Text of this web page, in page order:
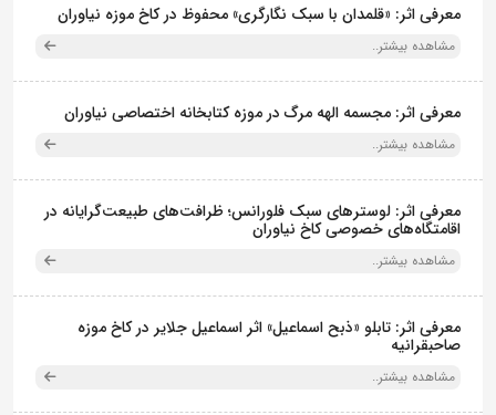
معرفی اثر: «قلمدان با سبک نگارگری» محفوظ در کاخ موزه نیاوران
مشاهده بیشتر..
معرفی اثر: مجسمه الهه مرگ در موزه کتابخانه اختصاصی نیاوران
مشاهده بیشتر..
معرفی اثر: لوسترهای سبک فلورانس؛ ظرافت‌های طبیعت‌گرایانه در
اقامتگاه‌های خصوصی کاخ نیاوران
مشاهده بیشتر..
معرفی اثر: تابلو «ذبح اسماعیل» اثر اسماعیل جلایر در کاخ موزه
صاحبقرانیه
مشاهده بیشتر..